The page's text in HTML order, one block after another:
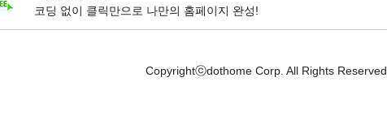
코딩 없이 클릭만으로 나만의 홈페이지 완성!
Copyrightⓒdothome Corp. All Rights Reserved.